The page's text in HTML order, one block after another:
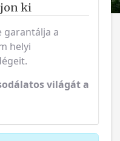
ki
garantálja a
helyi
világát a